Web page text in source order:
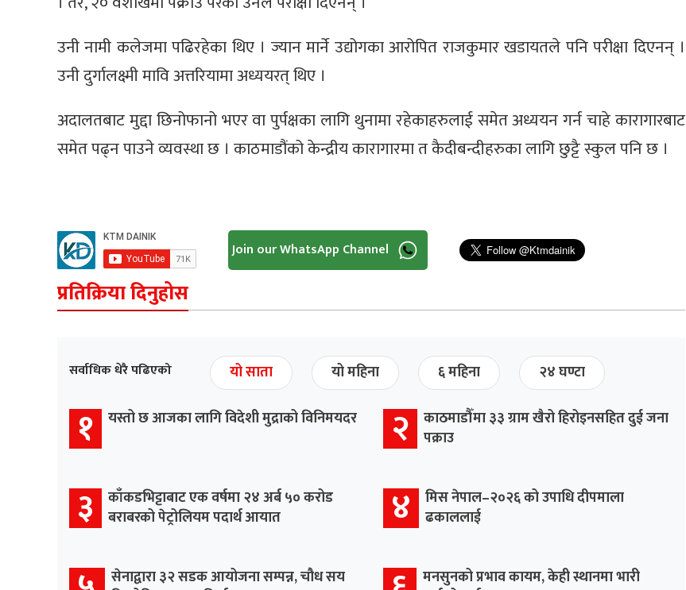
उनी नामी कलेजमा पढिरहेका थिए । ज्यान मार्ने उद्योगका आरोपित राजकुमार खडायतले पनि परीक्षा दिएनन् ।
उनी दुर्गालक्ष्मी मावि अत्तरियामा अध्ययरत् थिए ।
अदालतबाट मुद्दा छिनोफानो भएर वा पुर्पक्षका लागि थुनामा रहेकाहरुलाई समेत अध्ययन गर्न चाहे कारागारबाट
समेत पढ्न पाउने व्यवस्था छ । काठमाडौंको केन्द्रीय कारागारमा त कैदीबन्दीहरुका लागि छुट्टै स्कुल पनि छ ।
Join our WhatsApp Channel
प्रतिक्रिया दिनुहोस
सर्वाधिक धेरै पढिएको यो साता यो महिना ६ महिना २४ घण्टा
१ यस्तो छ आजका लागि विदेशी मुद्राको विनिमयदर २
काठमाडौँमा ३३ ग्राम खैरो हिरोइनसहित दुई जना
पक्राउ
३
काँकडभिट्टाबाट एक वर्षमा २४ अर्ब ५० करोड
बराबरको पेट्रोलियम पदार्थ आयात
४
मिस नेपाल–२०२६ को उपाधि दीपमाला
ढकाललाई
सेनाद्वारा ३२ सडक आयोजना सम्पन्न, चौध सय
मनसुनको प्रभाव कायम, केही स्थानमा भारी